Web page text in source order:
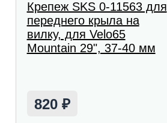
Крепеж SKS 0-11563 для
переднего крыла на
вилку, для Velo65
Mountain 29", 37-40 мм
820 ₽